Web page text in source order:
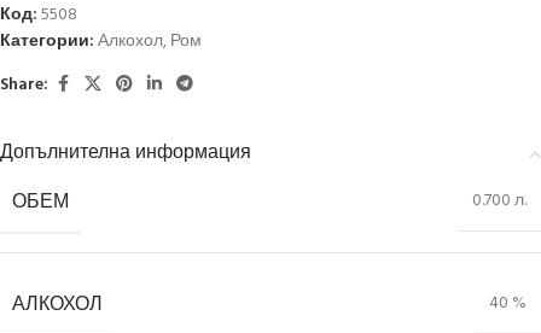
Код:5508
Категории:Алкохол,Ром
Share:
Допълнителна информация
ОБЕМ 0.700 л.
АЛКОХОЛ 40 %